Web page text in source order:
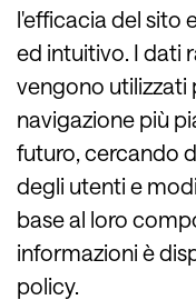
l'efficacia del sito
ed intuitivo. I dati
vengono utilizzati
navigazione più
futuro, cercando
degli utenti e
base al loro
informazioni è
policy.